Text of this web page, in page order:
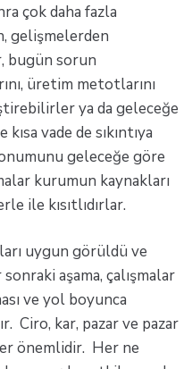
çok daha fazla
gelişmelerden
bugün sorun
üretim metotlarını
ya da geleceğe
vade de sıkıntıya
geleceğe göre
kurumun kaynakları
ile kısıtlıdırlar.
uygun görüldü ve
aşama, çalışmalar
ve yol boyunca
Ciro, kar, pazar ve pazar
önemlidir. Her ne